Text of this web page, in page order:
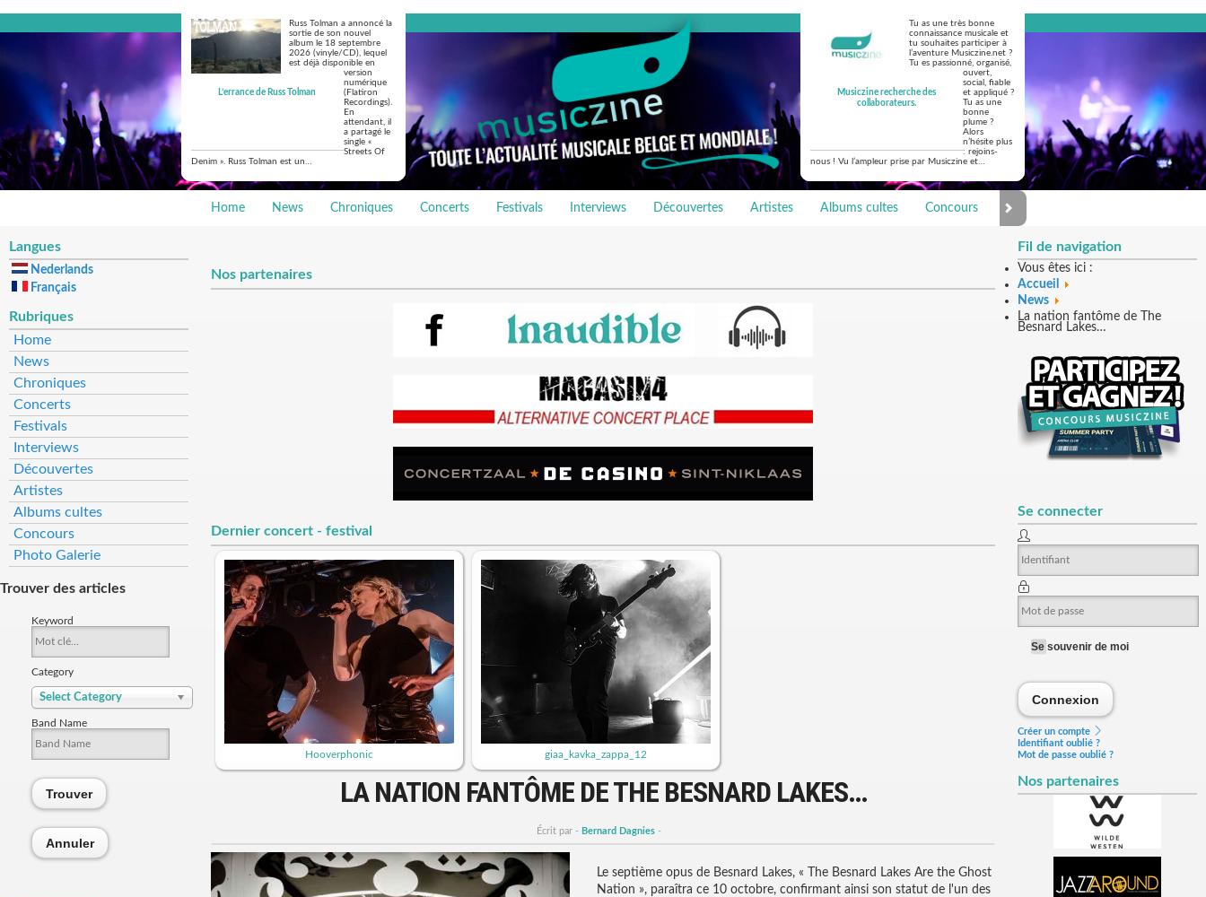
L’errance de Russ Tolman
Russ Tolman a annoncé la
sortie de son nouvel
album le 18 septembre
2026 (vinyle/CD), lequel
est déjà disponible en
version
numérique
(Flatiron
Recordings).
En
attendant, il
a partagé le
single «
Streets Of
Denim ». Russ Tolman est un…
Musiczine recherche des
collaborateurs.
Tu as une très bonne
connaissance musicale et
tu souhaites participer à
l’aventure Musiczine.net ?
Tu es passionné, organisé,
ouvert,
social, fiable
et appliqué ?
Tu as une
bonne
plume ?
Alors
n’hésite plus
: rejoins-
nous ! Vu l’ampleur prise par Musiczine et…
Home News Chroniques Concerts Festivals Interviews Découvertes Artistes Albums cultes Concours Photo Galerie
Langues
Nederlands
Français
Rubriques
Home
News
Chroniques
Concerts
Festivals
Interviews
Découvertes
Artistes
Albums cultes
Concours
Photo Galerie
Trouver des articles
Keyword
Category
Select Category
Band Name
Trouver
Annuler
Fil de navigation
Vous êtes ici :
Accueil
News
La nation fantôme de The
Besnard Lakes…
Se connecter
Se souvenir de moi
Connexion
Créer un compte
Identifiant oublié ?
Mot de passe oublié ?
Nos partenaires
Nos partenaires
Dernier concert - festival
Hooverphonic giaa_kavka_zappa_12
LA NATION FANTÔME DE THE BESNARD LAKES…
Écrit par - Bernard Dagnies-
Le septième opus de Besnard Lakes, « The Besnard Lakes Are the Ghost
Nation », paraîtra ce 10 octobre, confirmant ainsi son statut de l'un des